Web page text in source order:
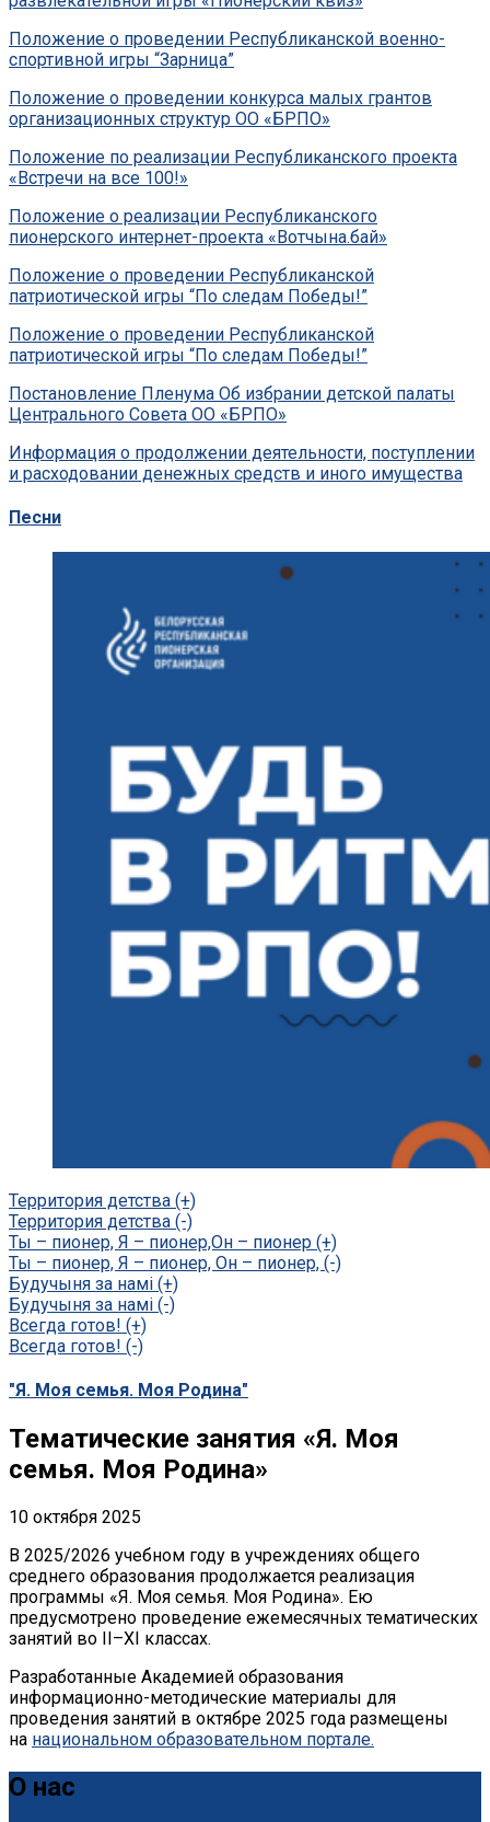
Положение о проведении Республиканской военно-
спортивной игры “Зарница”
Положение о проведении конкурса малых грантов
организационных структур ОО «БРПО»
Положение по реализации Республиканского проекта
«Встречи на все 100!»
Положение о реализации Республиканского
пионерского интернет-проекта «Вотчына.бай»
Положение о проведении Республиканской
патриотической игры “По следам Победы!”
Положение о проведении Республиканской
патриотической игры “По следам Победы!”
Поcтановление Пленума Об избрании детской палаты
Центрального Совета ОО «БРПО»
Информация о продолжении деятельности, поступлении
и расходовании денежных средств и иного имущества
Песни
Территория детства (+)
Территория детства (-)
Ты – пионер, Я – пионер,Он – пионер (+)
Ты – пионер, Я – пионер, Он – пионер, (-)
Будучыня за намі (+)
Будучыня за намі (-)
Всегда готов! (+)
Всегда готов! (-)
"Я. Моя семья. Моя Родина"
Тематические занятия «Я. Моя
семья. Моя Родина»
10 октября 2025
В 2025/2026 учебном году в учреждениях общего
среднего образования продолжается реализация
программы «Я. Моя семья. Моя Родина». Ею
предусмотрено проведение ежемесячных тематических
занятий во II–XI классах.
Разработанные Академией образования
информационно-методические материалы для
проведения занятий в октябре 2025 года размещены
на национальном образовательном портале.
О нас